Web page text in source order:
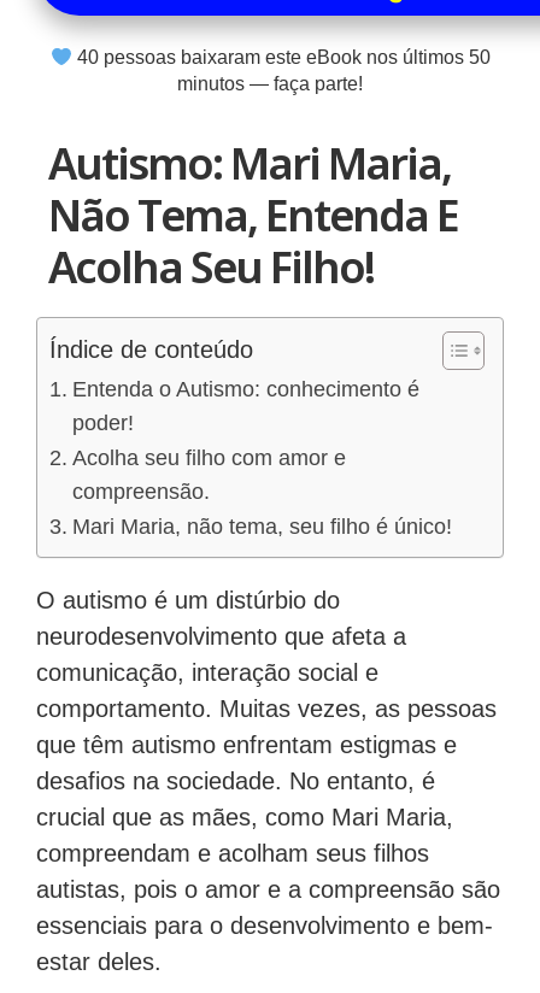
40pessoas baixaram este eBook nos últimos 50
minutos — faça parte!
Autismo: Mari Maria,
Não Tema, Entenda E
Acolha Seu Filho!
Índice de conteúdo
Entenda o Autismo: conhecimento é
poder!
Acolha seu filho com amor e
compreensão.
Mari Maria, não tema, seu filho é único!
O autismo é um distúrbio do
neurodesenvolvimento que afeta a
comunicação, interação social e
comportamento. Muitas vezes, as pessoas
que têm autismo enfrentam estigmas e
desafios na sociedade. No entanto, é
crucial que as mães, como Mari Maria,
compreendam e acolham seus filhos
autistas, pois o amor e a compreensão são
essenciais para o desenvolvimento e bem-
estar deles.